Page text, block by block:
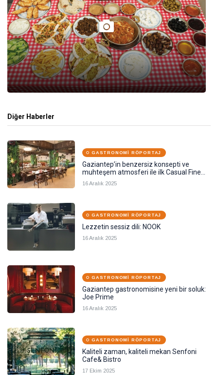
Diğer Haberler
GASTRONOMI RÖPORTAJ
Gaziantep’in benzersiz konsepti ve
muhteşem atmosferi ile ilk Casual Fine
Dining Restoranı açıldı
16 Aralık 2025
GASTRONOMI RÖPORTAJ
Lezzetin sessiz dili: NOOK
16 Aralık 2025
GASTRONOMI RÖPORTAJ
Gaziantep gastronomisine yeni bir soluk:
Joe Prime
16 Aralık 2025
GASTRONOMI RÖPORTAJ
Kaliteli zaman, kaliteli mekan Senfoni
Cafe& Bistro
17 Ekim 2025